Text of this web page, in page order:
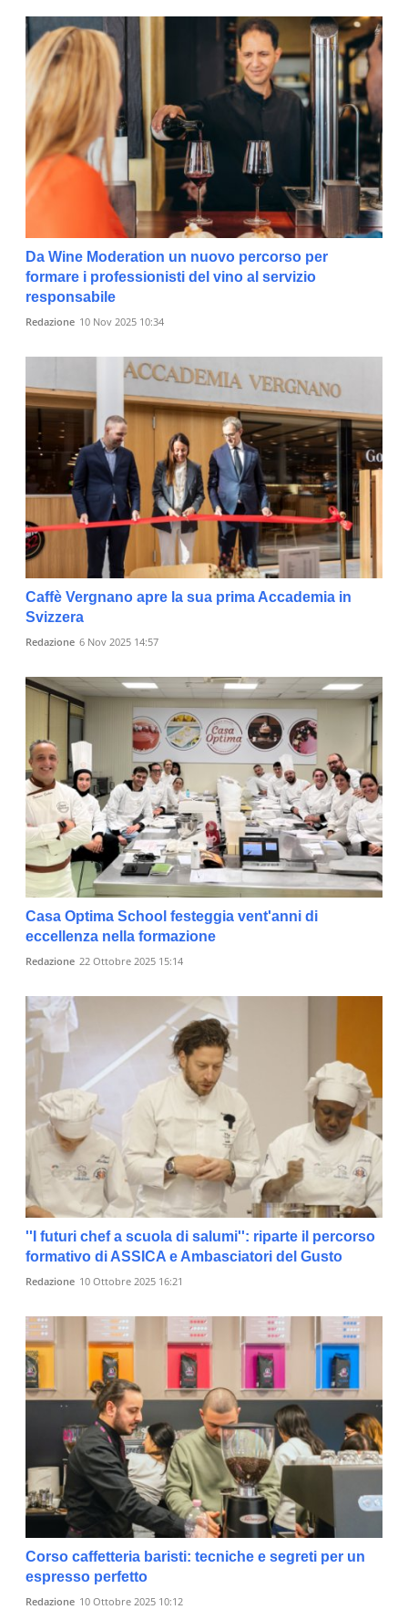
Da Wine Moderation un nuovo percorso per
formare i professionisti del vino al servizio
responsabile
Redazione 10 Nov 2025 10:34
Caffè Vergnano apre la sua prima Accademia in
Svizzera
Redazione 6 Nov 2025 14:57
Casa Optima School festeggia vent'anni di
eccellenza nella formazione
Redazione 22 Ottobre 2025 15:14
''I futuri chef a scuola di salumi'': riparte il percorso
formativo di ASSICA e Ambasciatori del Gusto
Redazione 10 Ottobre 2025 16:21
Corso caffetteria baristi: tecniche e segreti per un
espresso perfetto
Redazione 10 Ottobre 2025 10:12